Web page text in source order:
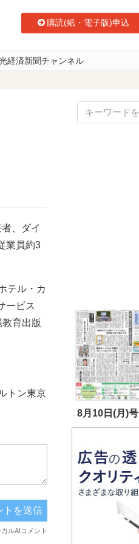
購読(紙・電子版)申込
経済新聞チャンネル
、ダイ
業員約3
テル・カ
ービス
育出版
トン東京
8月10日(月)号